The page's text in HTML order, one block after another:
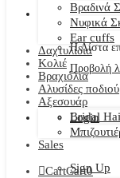
Η Λίστα
Προβολή
Login
Sign Up
Βραδινά
Νυφικά
Ear cuffs
Δαχτυλίδια
Κολιέ
Βραχιόλια
Αλυσίδες ποδιού
Αξεσουάρ
Bridal
Sales
CartCart0